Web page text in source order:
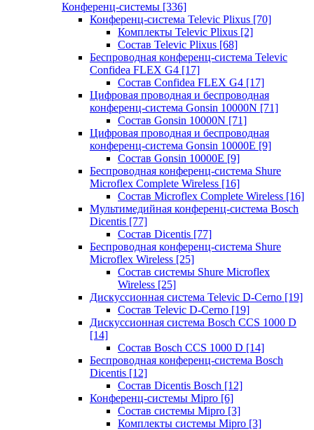
Конференц-системы [336]
Конференц-система Televic Plixus [70]
Комплекты Televic Plixus [2]
Состав Televic Plixus [68]
Беспроводная конференц-система Televic
Confidea FLEX G4 [17]
Состав Confidea FLEX G4 [17]
Цифровая проводная и беспроводная
конференц-система Gonsin 10000N [71]
Состав Gonsin 10000N [71]
Цифровая проводная и беспроводная
конференц-система Gonsin 10000E [9]
Состав Gonsin 10000E [9]
Беспроводная конференц-система Shure
Microflex Complete Wireless [16]
Состав Microflex Complete Wireless [16]
Мультимедийная конференц-система Bosch
Dicentis [77]
Состав Dicentis [77]
Беспроводная конференц-система Shure
Microflex Wireless [25]
Состав системы Shure Microflex
Wireless [25]
Дискуссионная система Televic D-Cerno [19]
Состав Televic D-Cerno [19]
Дискуссионная система Bosch CCS 1000 D
[14]
Состав Bosch CCS 1000 D [14]
Беспроводная конференц-система Bosch
Dicentis [12]
Состав Dicentis Bosch [12]
Конференц-системы Mipro [6]
Состав системы Mipro [3]
Комплекты системы Mipro [3]